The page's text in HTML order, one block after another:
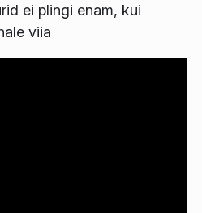
ei plingi enam, kui
viia